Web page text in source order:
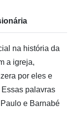
na história da
a igreja,
por eles e
Essas palavras
e Barnabé